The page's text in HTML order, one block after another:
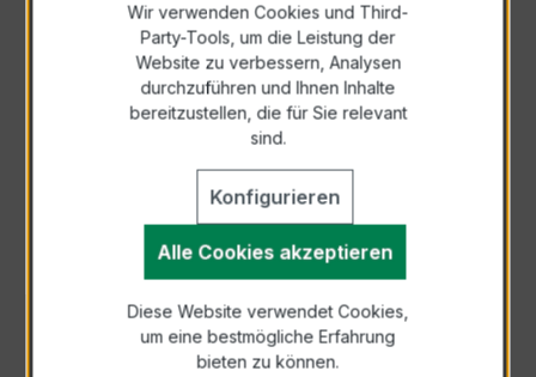
Zur Sammelanfrage hinzufügen
Anfrage telefonisch
Als PDF exportieren
BESCHREIBUNG
Wir verwenden Cookies und Third-
Party-Tools, um die Leistung der
Website zu verbessern, Analysen
durchzuführen und Ihnen Inhalte
bereitzustellen, die für Sie relevant
sind.
Konfigurieren
Alle Cookies akzeptieren
Diese Website verwendet Cookies,
um eine bestmögliche Erfahrung
bieten zu können.